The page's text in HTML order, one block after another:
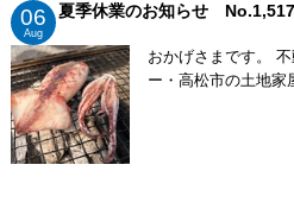
06
Aug
夏季休業のお知らせ No.1,517
おかげさまです。
ー・高松市の土地家